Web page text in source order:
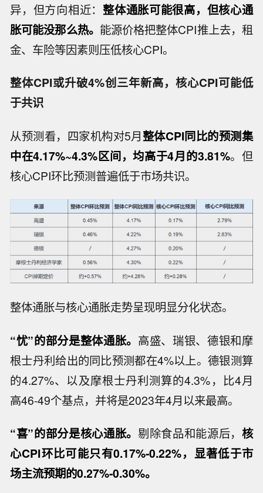
异，但方向相近：整体通胀可能很高，但核心通
胀可能没那么热。 能源价格把整体CPI推上去，租
金、车险等因素则压低核心CPI。
整体CPI或升破4%创三年新高，核心CPI可能低
于共识
从预测看，四家机构对5月整体CPI同比的预测集
中在4.17%~4.3%区间，均高于4月的3.81%。但
核心CPI环比预测普遍低于市场共识。
整体通胀与核心通胀走势呈现明显分化状态。
“忧”的部分是整体通胀。 高盛、瑞银、德银和摩
根士丹利给出的同比预测都在4%以上。德银测算
的4.27%、以及摩根士丹利测算的4.3%，比4月
高46-49个基点，并将是2023年4月以来最高。
“喜”的部分是核心通胀。 剔除食品和能源后， 核
心CPI环比可能只有0.17%-0.22%，显著低于市
场主流预期的0.27%-0.30%。